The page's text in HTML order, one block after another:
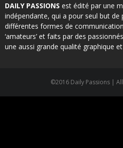
DAILY PASSIONS est édité par une
indépendante, qui a pour seul but
différentes formes de
‘amateurs’ et faits par des
une aussi grande qualité graphique
©2016 Daily Passions |